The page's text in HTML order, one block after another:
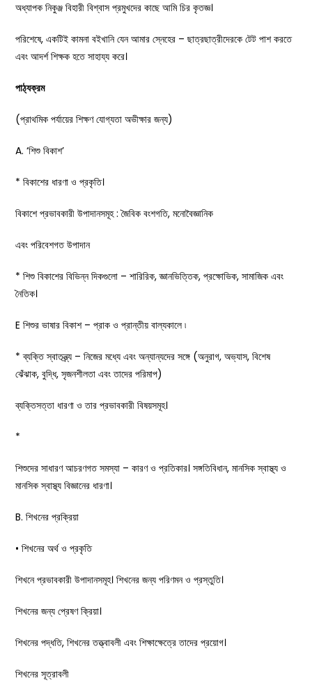
অধ্যাপক নিকুঞ্জ বিহারী বিশ্বাস প্রমুখদের কাছে আমি চির কৃতজ্ঞ।
পরিশেষে, একটিই কামনা বইখানি যেন আমার স্নেহের – ছাত্রছাত্রীদেরকে টেট পাশ করতে
এবং আদর্শ শিক্ষক হতে সাহায্য করে।
পাঠ্যক্রম
(প্রাথমিক পর্যায়ের শিক্ষণ যোগ্যতা অভীক্ষার জন্য)
A. ‘শিশু বিকাশ’
* বিকাশের ধারণা ও প্রকৃতি।
বিকাশে প্রভাবকারী উপাদানসমূহ : জৈবিক বংশগতি, মনোবৈজ্ঞানিক
এবং পরিবেশগত উপাদান
* শিশু বিকাশের বিভিন্ন দিকগুলো – শারিরিক, জ্ঞানভিত্তিক, প্রক্ষোভিক, সামাজিক এবং
নৈতিক।
E শিশুর ভাষার বিকাশ – প্রাক ও প্রান্তীয় বাল্যকালে ৷
* ব্যক্তি স্বাতন্ত্র্য – নিজের মধ্যে এবং অন্যান্যদের সঙ্গে (অনুরাগ, অভ্যাস, বিশেষ
ঝেঁঝাক, বুদ্ধি, সৃজনশীলতা এবং তাদের পরিমাপ)
ব্যক্তিসত্তা ধারণা ও তার প্রভাবকারী বিষয়সমূহ।
*
শিশুদের সাধারণ আচরণগত সমস্যা – কারণ ও প্রতিকার। সঙ্গতিবিধান, মানসিক স্বাস্থ্য ও
মানসিক স্বাস্থ্য বিজ্ঞানের ধারণা।
B. শিখনের প্রক্রিয়া
• শিখনের অর্থ ও প্রকৃতি
শিখনে প্রভাবকারী উপাদানসমূহ। শিখনের জন্য পরিণমন ও প্রস্তুতি।
শিখনের জন্য প্রেষণ ক্রিয়া।
শিখনের পদ্ধতি, শিখনের তত্ত্বাবলী এবং শিক্ষাক্ষেত্রে তাদের প্রয়োগ।
শিখনের সূত্রাবলী